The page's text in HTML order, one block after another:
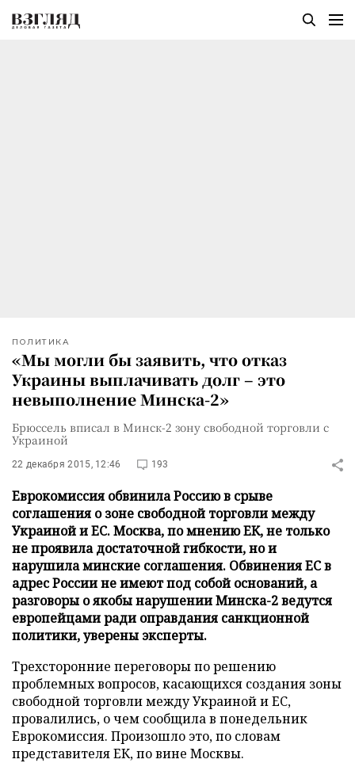
ПОЛИТИКА
«Мы могли бы заявить, что отказ
Украины выплачивать долг – это
невыполнение Минска-2»
Брюссель вписал в Минск-2 зону свободной торговли с
Украиной
22 декабря 2015, 12:46 193
Еврокомиссия обвинила Россию в срыве
соглашения о зоне свободной торговли между
Украиной и ЕС. Москва, по мнению ЕК, не только
не проявила достаточной гибкости, но и
нарушила минские соглашения. Обвинения ЕС в
адрес России не имеют под собой оснований, а
разговоры о якобы нарушении Минска-2 ведутся
европейцами ради оправдания санкционной
политики, уверены эксперты.
Трехсторонние переговоры по решению
проблемных вопросов, касающихся создания зоны
свободной торговли между Украиной и ЕС,
провалились, о чем сообщила в понедельник
Еврокомиссия. Произошло это, по словам
представителя ЕК, по вине Москвы.